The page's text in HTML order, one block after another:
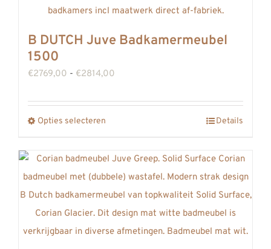
variaties.
optie
worden
productpagina
B DUTCH Juve Badkamermeubel
1500
€2769,00 - €2814,00
tot
Opties selecteren
heeft
meerdere
variaties.
Deze
optie
Details